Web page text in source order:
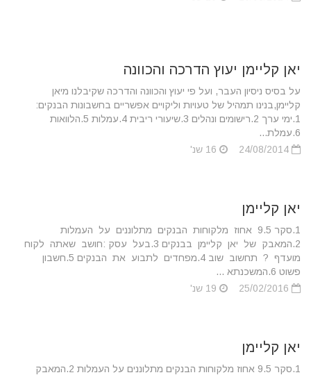
יאן קליימן יעוץ הדרכה והכוונה
על בסיס ניסיון העבר, ועל פי יעוץ והכוונה והדרכה שקיבלנו מיאן
קליימן,בנינו תמהיל של טעויות וליקויים אפשריים בחשבונות הבנקים:
1.ימי ערך 2.רישומים ונהלים 3.שיעורי ריבית 4.עמלות 5.הלוואות
6.עמלת...
יאן קליימן
1.סקר 9.5 אחוז מלקוחות הבנקים מתלוננים על העמלות
2.המאבק של יאן קליימן בבנקים 3.בעל עסק :חושב שאתה לקוח
מועדף ? תחשוב שוב 4.מפחדים לתבוע את הבנקים 5.חשבון
פשוט 6.המשכנתא ...
יאן קליימן
1.סקר 9.5 אחוז מלקוחות הבנקים מתלוננים על העמלות 2.המאבק